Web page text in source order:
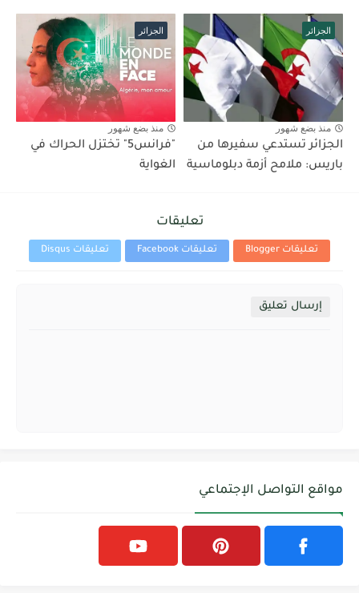
الجزائر
منذ بضع شهور
الجزائر تستدعي سفيرها من
باريس: ملامح أزمة دبلوماسية
الجزائر
منذ بضع شهور
"فرانس5" تختزل الحراك في
الغواية
تعليقات
تعليقات Blogger تعليقات Facebook تعليقات Disqus
إرسال تعليق
مواقع التواصل الإجتماعي